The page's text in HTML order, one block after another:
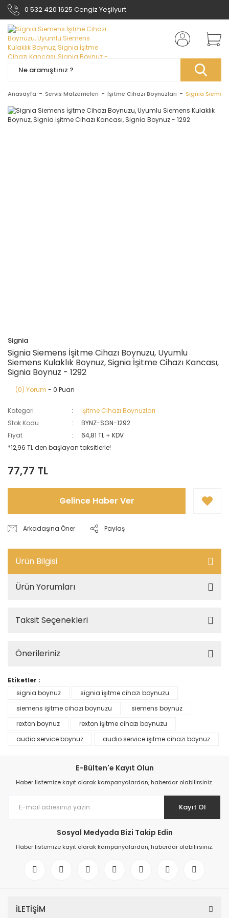
0 532 420 1625 Cengiz Yeşilyurt
Anasayfa Servis Malzemeleri İşitme Cihazı Boynuzları Signia
Signia
Signia Siemens İşitme Cihazı Boynuzu, Uyumlu
Siemens Kulaklık Boynuz, Signia İşitme Cihazı Kancası,
Signia Boynuz - 1292
(0) Yorum - 0 Puan
Kategori
İşitme Cihazı Boynuzları
Stok Kodu
BYNZ-SGN-1292
Fiyat
64,81 TL + KDV
*12,96 TL den başlayan taksitlerle!
77,77 TL
Gelince Haber Ver
Arkadaşına Öner Paylaş
Ürün Bilgisi
Ürün Yorumları
Taksit Seçenekleri
Önerileriniz
Etiketler :
signia boynuz
signia işitme cihazı boynuzu
siemens işitme cihazı boynuzu
siemens boynuz
rexton boynuz
rexton işitme cihazı boynuzu
audio service boynuz
audio service işitme cihazı boynuz
E-Bülten'e Kayıt Olun
Haber listemize kayıt olarak kampanyalardan, haberdar olabilirsiniz.
Kayıt Ol
Sosyal Medyada Bizi Takip Edin
Haber listemize kayıt olarak kampanyalardan, haberdar olabilirsiniz.
İLETİŞİM